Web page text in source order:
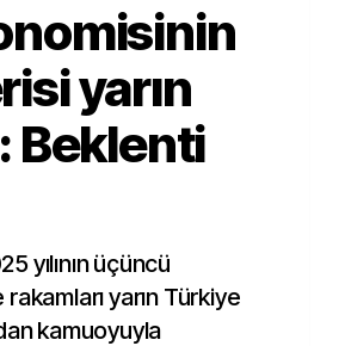
yarın
Beklenti
yılının üçüncü
yarın Türkiye
kamuoyuyla